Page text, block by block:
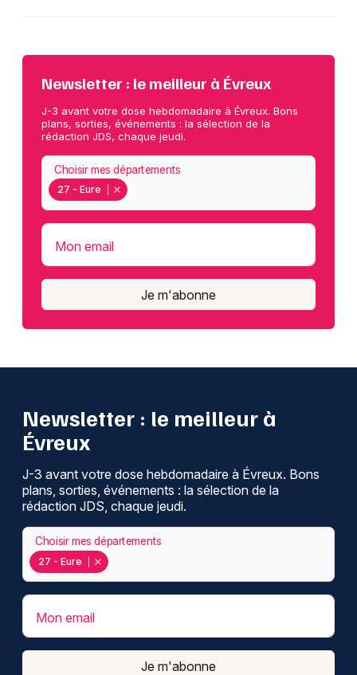
Newsletter : le meilleur à Évreux
J-3 avant votre dose hebdomadaire à Évreux. Bons
plans, sorties, événements : la sélection de la
rédaction JDS, chaque jeudi.
27 - Eure
Choisir mes départements
Mon email
Je m'abonne
Newsletter : le meilleur à
Évreux
J-3 avant votre dose hebdomadaire à Évreux. Bons
plans, sorties, événements : la sélection de la
rédaction JDS, chaque jeudi.
27 - Eure
Choisir mes départements
Mon email
Je m'abonne